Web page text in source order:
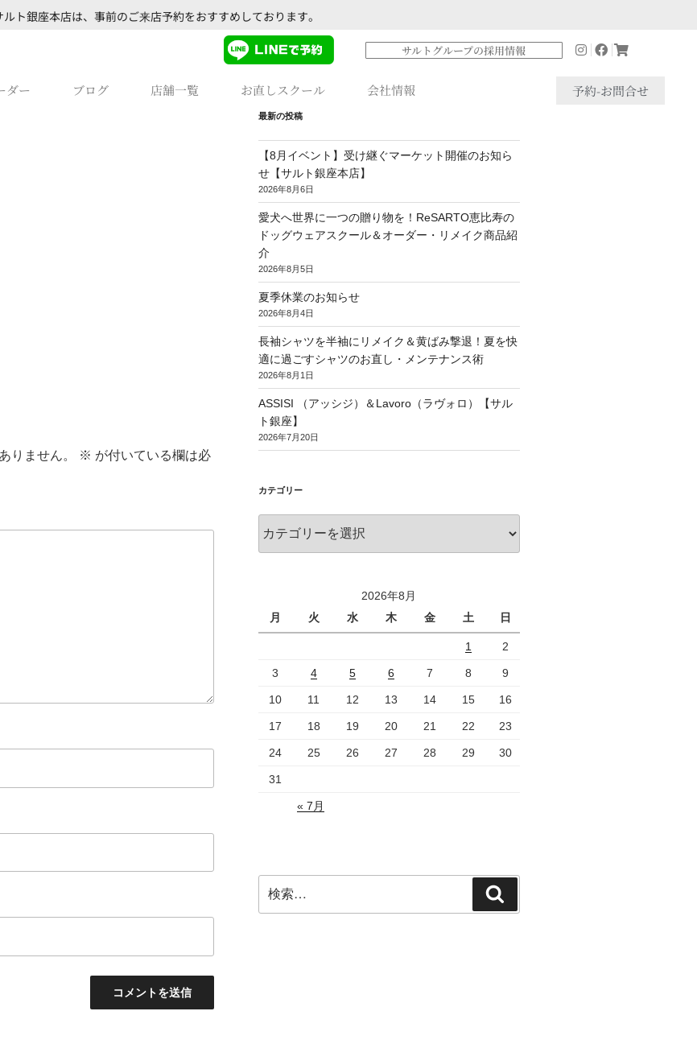
ルト銀座本店は、事前のご来店予約をおすすめしております。
サルトグループの採用情報
ダー ブログ 店舗一覧 お直しスクール 会社情報 予約-お問合せ
りません。 ※ が付いている欄は必
最新の投稿
【8月イベント】受け継ぐマーケット開催のお知ら
せ【サルト銀座本店】
2026年8月6日
愛犬へ世界に一つの贈り物を！ReSARTO恵比寿の
ドッグウェアスクール＆オーダー・リメイク商品紹
介
2026年8月5日
夏季休業のお知らせ
2026年8月4日
長袖シャツを半袖にリメイク＆黄ばみ撃退！夏を快
適に過ごすシャツのお直し・メンテナンス術
2026年8月1日
ASSISI （アッシジ）＆Lavoro（ラヴォロ）【サル
ト銀座】
2026年7月20日
カテゴリー
2026年8月
月
火 水 木 金 土 日
1 2
3 4 5 6 7 8 9
10 11 12 13 14 15 16
17 18 19 20 21 22 23
24 25 26 27 28 29 30
31
« 7月